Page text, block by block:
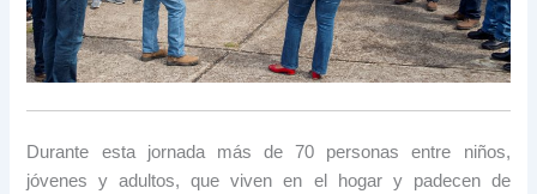
Durante esta jornada más de 70 personas entre niños,
jóvenes y adultos, que viven en el hogar y padecen de